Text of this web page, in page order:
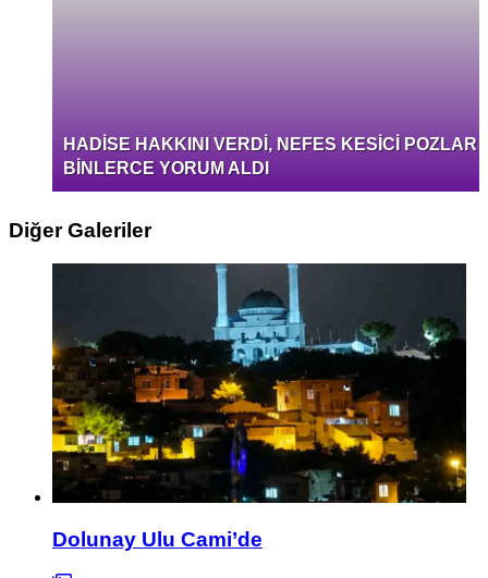
HADİSE HAKKINI VERDİ, NEFES KESİCİ POZLAR
BİNLERCE YORUM ALDI
Diğer Galeriler
Dolunay Ulu Cami’de